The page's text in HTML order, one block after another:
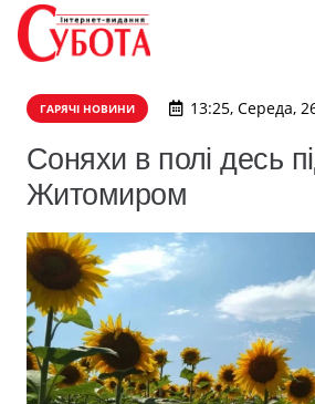
ГАРЯЧІ НОВИНИ 13:25, Середа,
Соняхи в полі десь
Житомиром